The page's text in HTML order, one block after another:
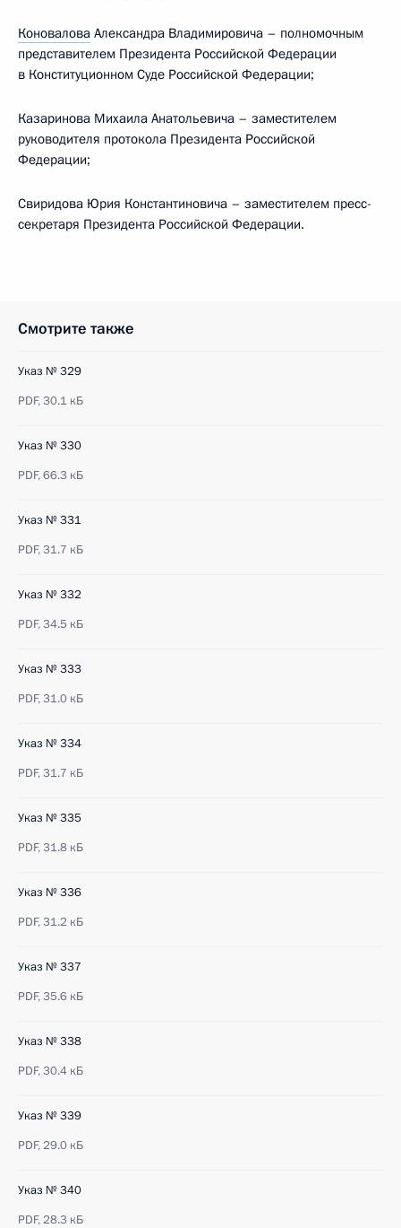
Коновалова Александра Владимировича – полномочным
представителем Президента Российской Федерации
в Конституционном Суде Российской Федерации;
Казаринова Михаила Анатольевича – заместителем
руководителя протокола Президента Российской
Федерации;
Свиридова Юрия Константиновича – заместителем пресс-
секретаря Президента Российской Федерации.
Смотрите также
Указ № 329
PDF,30.1 кБ
Указ № 330
PDF,66.3 кБ
Указ № 331
PDF,31.7 кБ
Указ № 332
PDF,34.5 кБ
Указ № 333
PDF,31.0 кБ
Указ № 334
PDF,31.7 кБ
Указ № 335
PDF,31.8 кБ
Указ № 336
PDF,31.2 кБ
Указ № 337
PDF,35.6 кБ
Указ № 338
PDF,30.4 кБ
Указ № 339
PDF,29.0 кБ
Указ № 340
PDF,28.3 кБ